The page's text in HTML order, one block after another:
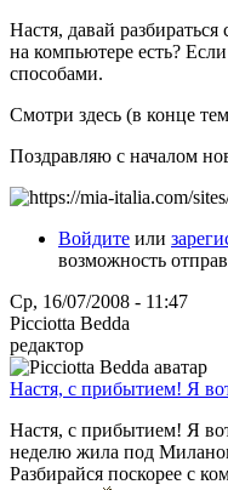
Настя, давай
на компьютере есть?
способами.
Смотри здесь (в конце
Поздравляю с началом
Войдите или
возможность
Ср, 16/07/2008 - 11:47
Picciotta Bedda
редактор
Настя, с прибытием! Я
Настя, с прибытием! Я вот
неделю жила под
Разбирайся поскорее с